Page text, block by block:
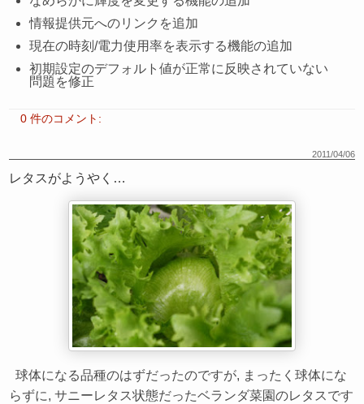
情報提供元へのリンクを追加
現在の時刻/電力使用率を表示する機能の追加
初期設定のデフォルト値が正常に反映されていない
問題を修正
0 件のコメント:
2011/04/06
レタスがようやく…
球体になる品種のはずだったのですが, まったく球体にな
らずに, サニーレタス状態だったベランダ菜園のレタスです